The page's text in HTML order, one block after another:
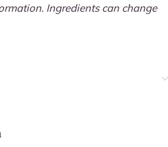
Ingredients can change